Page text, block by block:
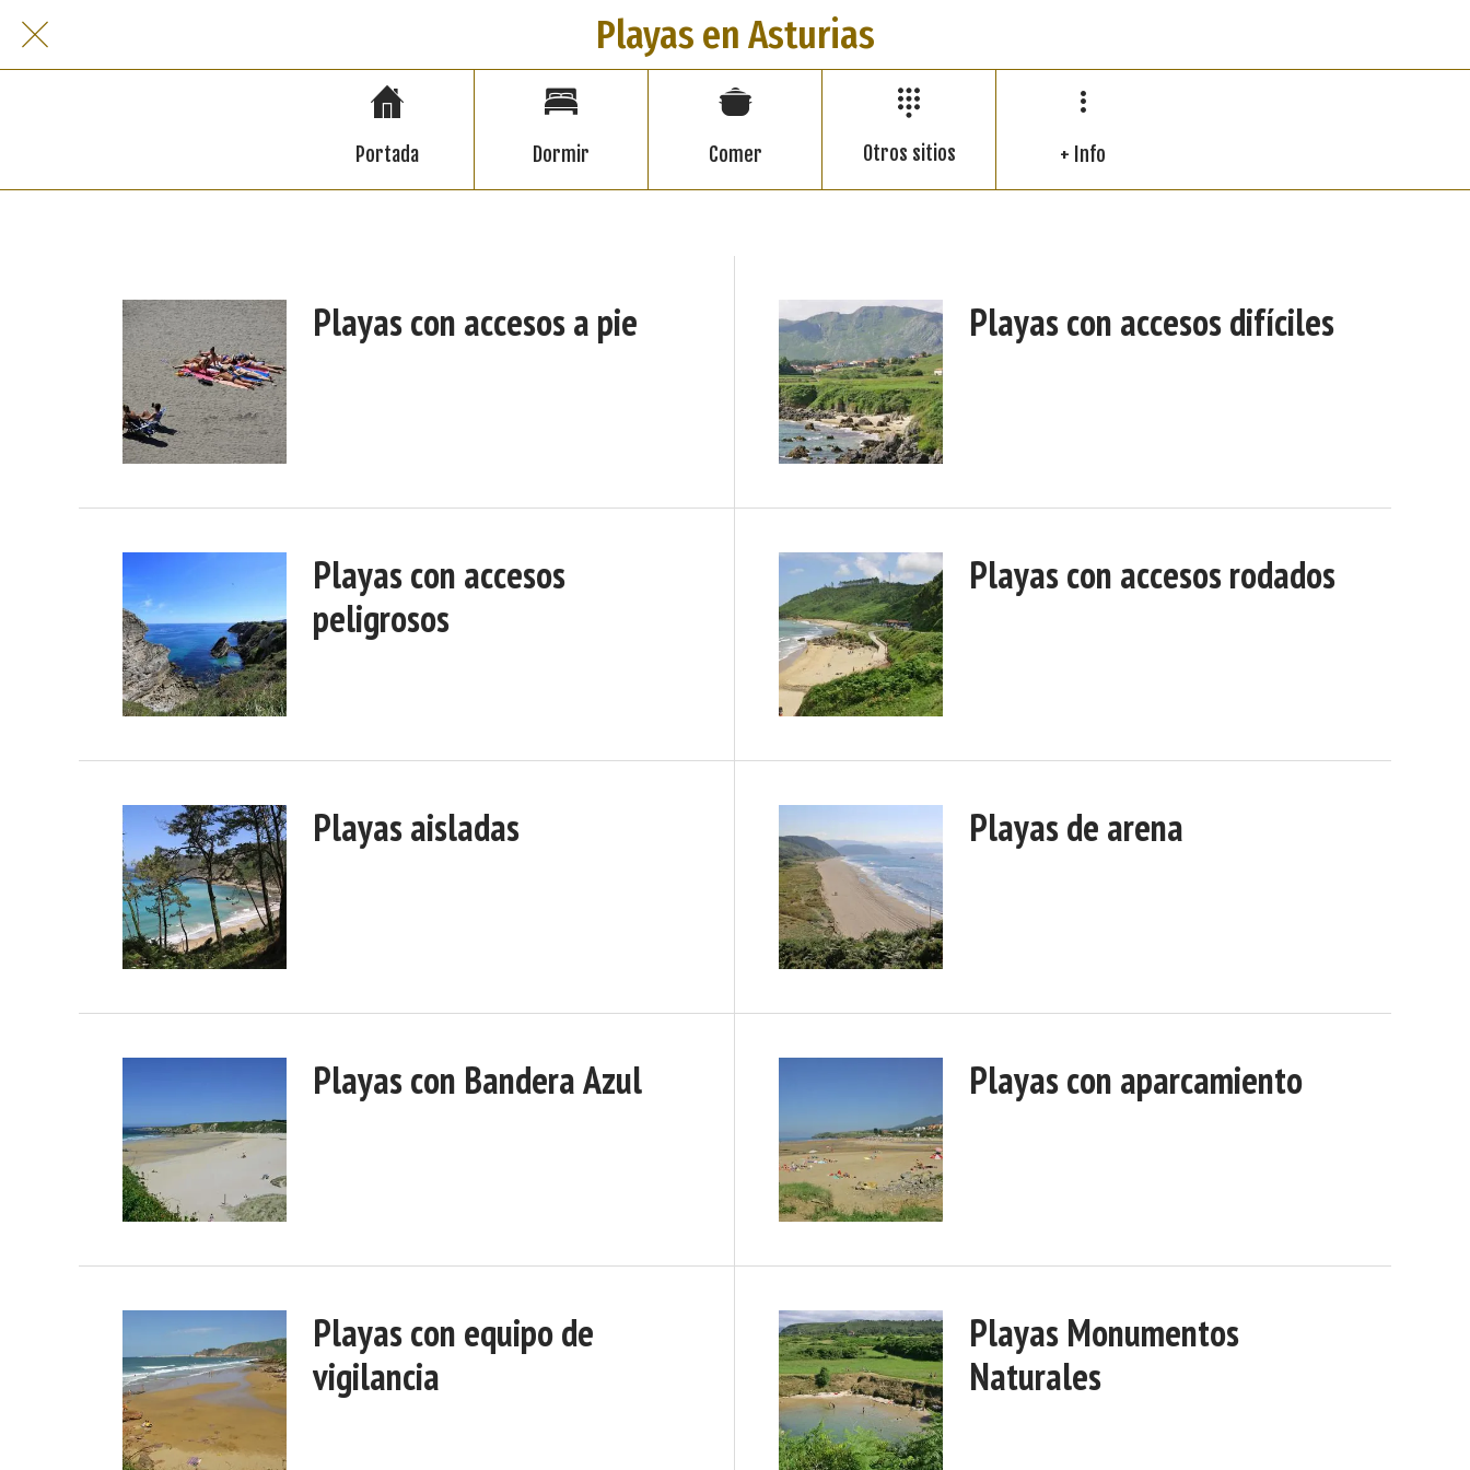
Playas en Asturias
Portada Dormir Comer Otros sitios + Info
Playas con accesos a pie Playas con accesos difíciles
Playas con accesos
peligrosos
Playas con accesos rodados
Playas aisladas Playas de arena
Playas con Bandera Azul Playas con aparcamiento
Playas con equipo de
vigilancia
Playas Monumentos
Naturales